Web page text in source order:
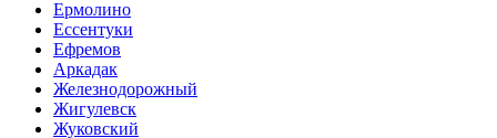
Ермолино
Ессентуки
Ефремов
Аркадак
Железнодорожный
Жигулевск
Жуковский